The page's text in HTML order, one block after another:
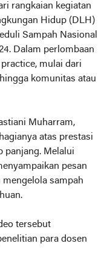
rangkaian kegiatan
Hidup (DLH)
Sampah Nasional
Dalam perlombaan
mulai dari
komunitas atau
Muharram,
atas prestasi
panjang. Melalui
pesan
sampah
tersebut
para dosen